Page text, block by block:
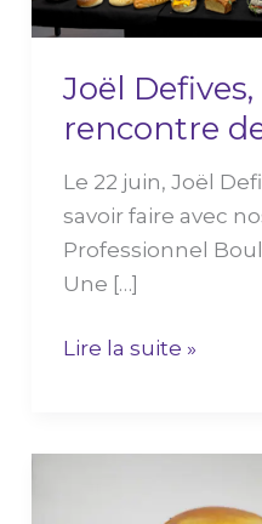
Joël Defives,
rencontre
Le 22 juin, Joël
savoir faire avec
Professionnel
Une […]
Lire la suite »